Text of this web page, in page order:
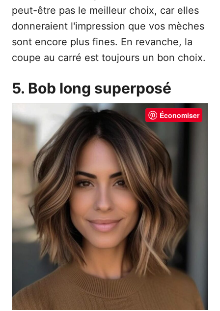
peut-être pas le meilleur choix, car elles
donneraient l'impression que vos mèches
sont encore plus fines. En revanche, la
coupe au carré est toujours un bon choix.
5. Bob long superposé
Économiser